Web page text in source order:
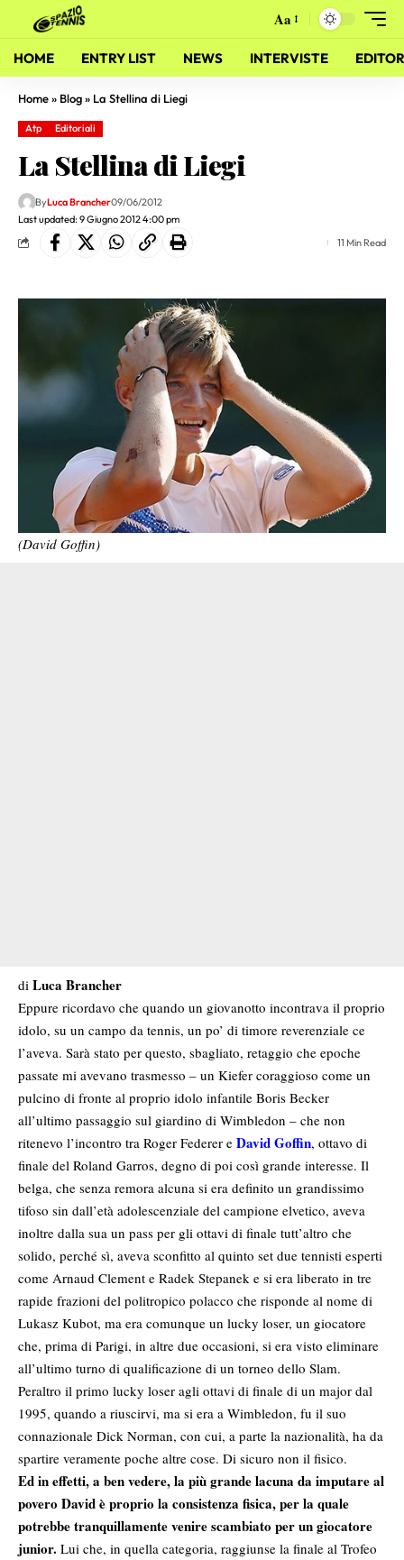
Aa
HOME ENTRY LIST NEWS INTERVISTE
Home» Blog» La Stellina di Liegi
Atp Editoriali
La Stellina di Liegi
Last updated: 9 Giugno 2012 4:00 pm
ByLuca Brancher09/06/2012
11 Min Read
(David Goffin)
di Luca Brancher
Eppure ricordavo che quando un giovanotto incontrava il proprio
idolo, su un campo da tennis, un po’ di timore reverenziale ce
l’aveva. Sarà stato per questo, sbagliato, retaggio che epoche
passate mi avevano trasmesso – un Kiefer coraggioso come un
pulcino di fronte al proprio idolo infantile Boris Becker
all’ultimo passaggio sul giardino di Wimbledon – che non
ritenevo l’incontro tra Roger Federer e David Goffin, ottavo di
finale del Roland Garros, degno di poi così grande interesse. Il
belga, che senza remora alcuna si era definito un grandissimo
tifoso sin dall’età adolescenziale del campione elvetico, aveva
inoltre dalla sua un pass per gli ottavi di finale tutt’altro che
solido, perché sì, aveva sconfitto al quinto set due tennisti esperti
come Arnaud Clement e Radek Stepanek e si era liberato in tre
rapide frazioni del politropico polacco che risponde al nome di
Lukasz Kubot, ma era comunque un lucky loser, un giocatore
che, prima di Parigi, in altre due occasioni, si era visto eliminare
all’ultimo turno di qualificazione di un torneo dello Slam.
Peraltro il primo lucky loser agli ottavi di finale di un major dal
1995, quando a riuscirvi, ma si era a Wimbledon, fu il suo
connazionale Dick Norman, con cui, a parte la nazionalità, ha da
spartire veramente poche altre cose. Di sicuro non il fisico.
Ed in effetti, a ben vedere, la più grande lacuna da imputare al
povero David è proprio la consistenza fisica, per la quale
potrebbe tranquillamente venire scambiato per un giocatore
junior. Lui che, in quella categoria, raggiunse la finale al Trofeo